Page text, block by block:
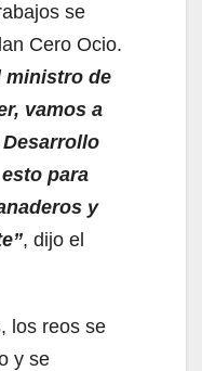
se
Cero Ocio.
ministro de
vamos a
para
y
, dijo el
los reos se
y se